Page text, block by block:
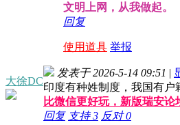
文明上网，从我做起
回复
使用道具 举报
大徐DC
发表于 2026-5-14 09:51 |
印度有种姓制度，我国有户
比微信更好玩，新版瑞安
回复 支持3 反对0